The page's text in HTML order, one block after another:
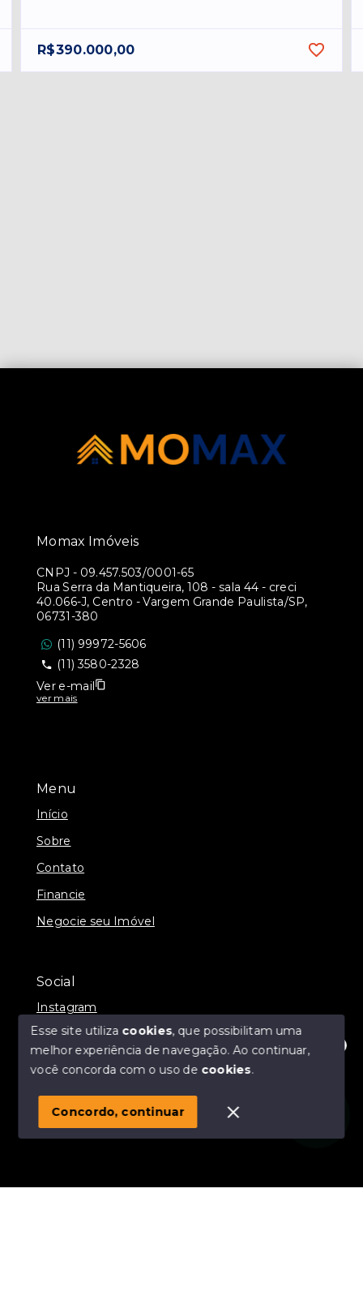
R$390.000,00
Olá! Estamos disponíveis para te ajudar.
Menu
Início
Sobre
Contato
Financie
Negocie seu Imóvel
Social
Instagram
© Copyright 2026 - Momax Imóveis - Todos os direitos
SITE PARA IMOBILIARIA
Momax Imóveis
CNPJ - 09.457.503/0001-65
Rua Serra da Mantiqueira, 108 - sala 44 - creci
40.066-J, Centro - Vargem Grande Paulista/SP,
06731-380
(11) 99972-5606
(11) 3580-2328
Ver e-mail
ver mais
Esse site utiliza cookies, que possibilitam uma
melhor experiência de navegação.Ao continuar,
você concorda com o uso de cookies.
Concordo, continuar